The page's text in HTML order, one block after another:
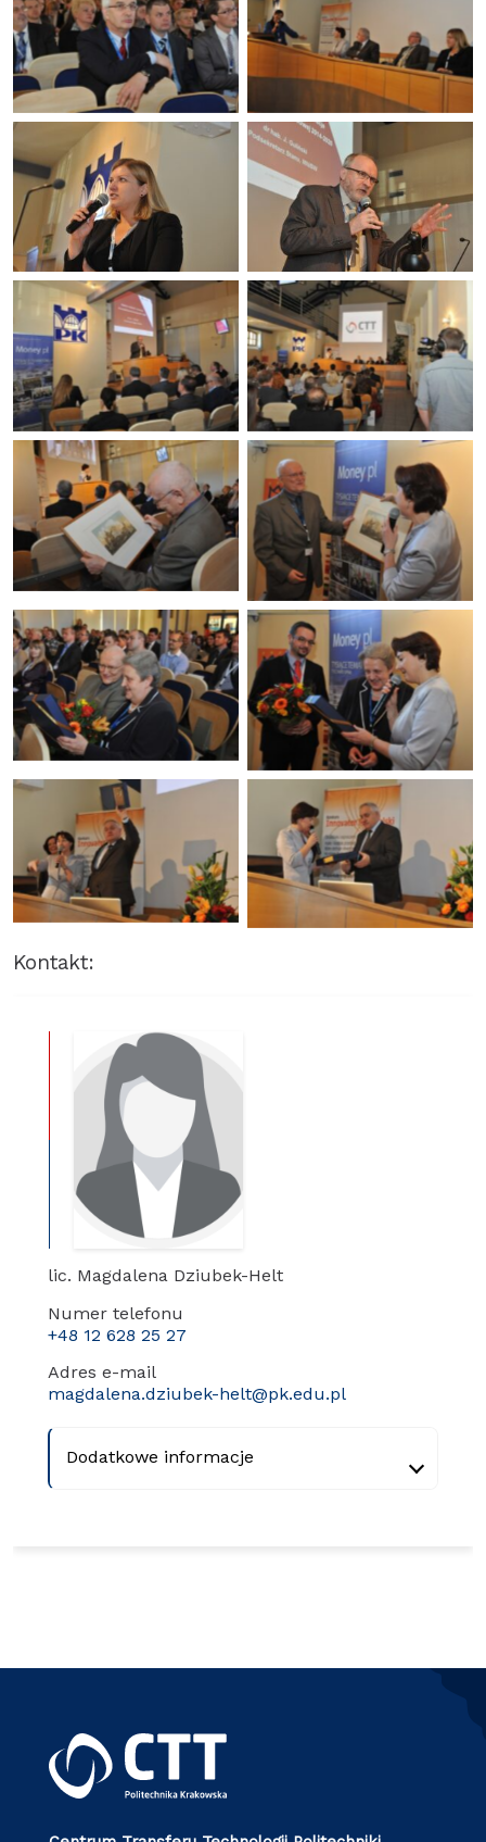
Kontakt:
lic. Magdalena Dziubek-Helt
Numer telefonu
+48 12 628 25 27
Adres e-mail
magdalena.dziubek-helt@pk.edu.pl
Dodatkowe informacje